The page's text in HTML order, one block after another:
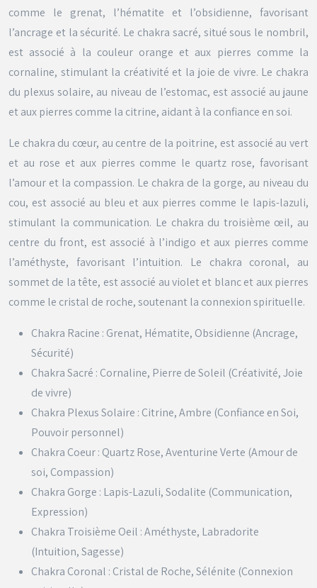
comme le grenat, l’hématite et l’obsidienne, favorisant
l’ancrage et la sécurité. Le chakra sacré, situé sous le nombril,
est associé à la couleur orange et aux pierres comme la
cornaline, stimulant la créativité et la joie de vivre. Le chakra
du plexus solaire, au niveau de l’estomac, est associé au jaune
et aux pierres comme la citrine, aidant à la confiance en soi.
Le chakra du cœur, au centre de la poitrine, est associé au vert
et au rose et aux pierres comme le quartz rose, favorisant
l’amour et la compassion. Le chakra de la gorge, au niveau du
cou, est associé au bleu et aux pierres comme le lapis-lazuli,
stimulant la communication. Le chakra du troisième œil, au
centre du front, est associé à l’indigo et aux pierres comme
l’améthyste, favorisant l’intuition. Le chakra coronal, au
sommet de la tête, est associé au violet et blanc et aux pierres
comme le cristal de roche, soutenant la connexion spirituelle.
Chakra Racine : Grenat, Hématite, Obsidienne (Ancrage,
Sécurité)
Chakra Sacré : Cornaline, Pierre de Soleil (Créativité, Joie
de vivre)
Chakra Plexus Solaire : Citrine, Ambre (Confiance en Soi,
Pouvoir personnel)
Chakra Coeur : Quartz Rose, Aventurine Verte (Amour de
soi, Compassion)
Chakra Gorge : Lapis-Lazuli, Sodalite (Communication,
Expression)
Chakra Troisième Oeil : Améthyste, Labradorite
(Intuition, Sagesse)
Chakra Coronal : Cristal de Roche, Sélénite (Connexion